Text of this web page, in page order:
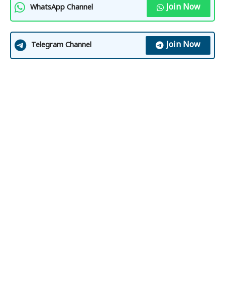
WhatsApp Channel Join Now
Telegram Channel Join Now